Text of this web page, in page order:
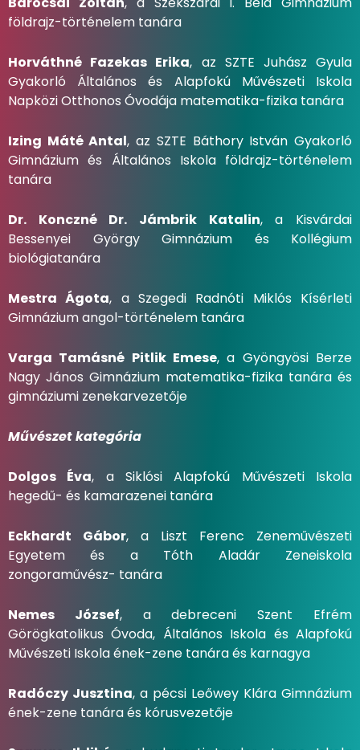
földrajz-történelem tanára
Horváthné Fazekas Erika, az SZTE Juhász Gyula
Gyakorló Általános és Alapfokú Művészeti Iskola
Napközi Otthonos Óvodája matematika-fizika tanára
Izing Máté Antal, az SZTE Báthory István Gyakorló
Gimnázium és Általános Iskola földrajz-történelem
tanára
Dr. Konczné Dr. Jámbrik Katalin, a Kisvárdai
Bessenyei György Gimnázium és Kollégium
biológiatanára
Mestra Ágota, a Szegedi Radnóti Miklós Kísérleti
Gimnázium angol-történelem tanára
Varga Tamásné Pitlik Emese, a Gyöngyösi Berze
Nagy János Gimnázium matematika-fizika tanára és
gimnáziumi zenekarvezetője
Művészet kategória
Dolgos Éva, a Siklósi Alapfokú Művészeti Iskola
hegedű- és kamarazenei tanára
Eckhardt Gábor, a Liszt Ferenc Zeneművészeti
Egyetem és a Tóth Aladár Zeneiskola
zongoraművész- tanára
Nemes József, a debreceni Szent Efrém
Görögkatolikus Óvoda, Általános Iskola és Alapfokú
Művészeti Iskola ének-zene tanára és karnagya
Radóczy Jusztina, a pécsi Leőwey Klára Gimnázium
ének-zene tanára és kórusvezetője